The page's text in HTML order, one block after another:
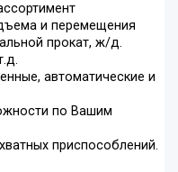
и перемещения
прокат, ж/д.
автоматические и
по Вашим
приспособлений.